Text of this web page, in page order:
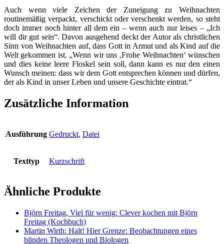
Auch wenn viele Zeichen der Zuneigung zu Weihnachten
routinemäßig verpackt, verschickt oder verschenkt werden, so steht
doch immer noch hinter all dem ein – wenn auch nur leises – „Ich
will dir gut sein“. Davon ausgehend deckt der Autor als christlichen
Sinn von Weihnachten auf, dass Gott in Armut und als Kind auf die
Welt gekommen ist. „Wenn wir uns ‚Frohe Weihnachten‘ wünschen
und dies keine leere Floskel sein soll, dann kann es nur den einen
Wunsch meinen: dass wir dem Gott entsprechen können und dürfen,
der als Kind in unser Leben und unsere Geschichte eintrat.“
Zusätzliche Information
Ausführung Gedruckt, Datei
Texttyp Kurzschrift
Ähnliche Produkte
Björn Freitag, Viel für wenig: Clever kochen mit Björn
Freitag (Kochbuch)
Martin Wirth: Halt! Hier Grenze: Beobachtungen eines
blinden Theologen und Biologen